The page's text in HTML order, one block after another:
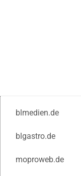
blmedien.de
blgastro.de
moproweb.de